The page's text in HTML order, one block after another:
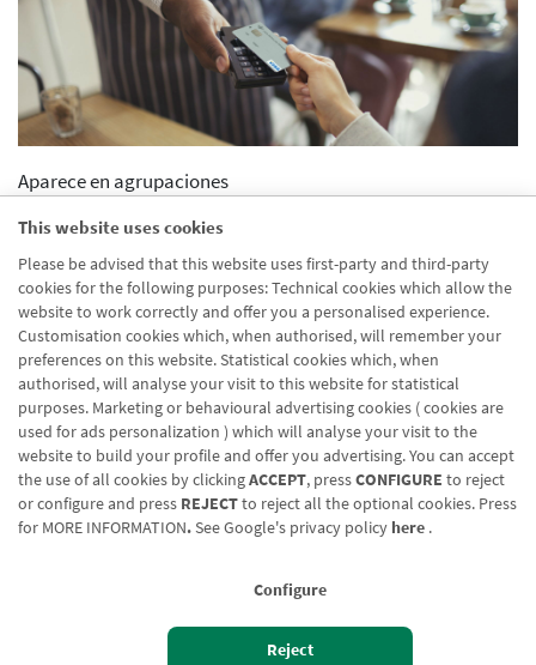
This website uses cookies
Please be advised that this website uses first-party and third-party
cookies for the following purposes: Technical cookies which allow the
website to work correctly and offer you a personalised experience.
Customisation cookies which, when authorised, will remember your
preferences on this website. Statistical cookies which, when
authorised, will analyse your visit to this website for statistical
purposes. Marketing or behavioural advertising cookies ( cookies are
used for ads personalization ) which will analyse your visit to the
website to build your profile and offer you advertising. You can accept
the use of all cookies by clickingACCEPT, pressCONFIGURE to reject
or configure and press REJECTto reject all the optional cookies. Press
for MORE INFORMATION.See Google's privacy policy here .
Configure
Reject
Aparece en agrupaciones
Aparece en distribuidor
Desactivado
Activar previsualizcion
Desactivado
Blog CRN CNMV Office finder Legal notice
Cookies policy
Data protection
Contact us: 948 168 100